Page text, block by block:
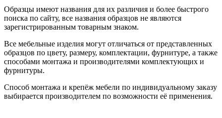
Образцы имеют названия для их различия и более быстрого
поиска по сайту, все названия образцов не являются
зарегистрированным товарным знаком.
Все мебельные изделия могут отличаться от представленных
образцов по цвету, размеру, комплектации, фурнитуре, а также
способами монтажа и производителями комплектующих и
фурнитуры.
Способ монтажа и крепёж мебели по индивидуальному заказу
выбирается производителем по возможности её применения.